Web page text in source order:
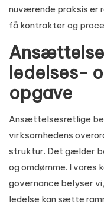
nuværende praksis er
få kontrakter og
ledelses-
opgave
Ansættelsesretlige
virksomhedens
struktur. Det gælder
og omdømme. I vores
governance belyser
ledelse kan sætte